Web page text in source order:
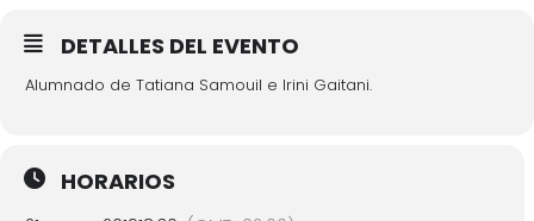
DETALLES DEL EVENTO
Alumnado de Tatiana Samouil e Irini Gaitani.
HORARIOS